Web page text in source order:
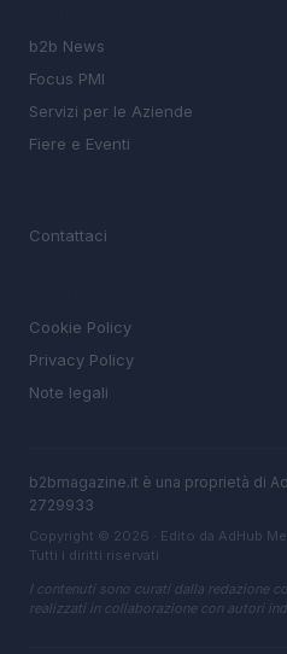
b2b News
Focus PMI
Servizi per le Aziende
Fiere e Eventi
Contattaci
Cookie Policy
Privacy Policy
Note legali
b2bmagazine.it è una proprietà di
2729933
Copyright © 2026 · Edito da AdHub
Tutti i diritti riservati
I contenuti sono curati dalla redazione
realizzati in collaborazione con autori